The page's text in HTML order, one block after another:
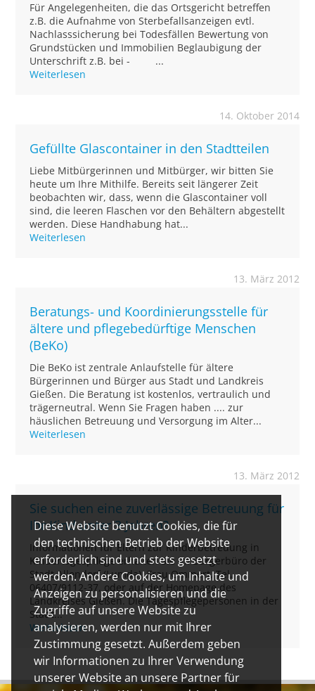
Diese Website benutzt Cookies, die für
den technischen Betrieb der Website
erforderlich sind und stets gesetzt
werden. Andere Cookies, um Inhalte und
Anzeigen zu personalisieren und die
Zugriffe auf unsere Website zu
analysieren, werden nur mit Ihrer
Zustimmung gesetzt. Außerdem geben
wir Informationen zu Ihrer Verwendung
unserer Website an unsere Partner für
Für Angelegenheiten, die das Ortsgericht betreffen
z.B. die Aufnahme von Sterbefallsanzeigen evtl.
Nachlasssicherung bei Todesfällen Bewertung von
Grundstücken und Immobilien Beglaubigung der
Unterschrift z.B. bei - ...
Weiterlesen
14. Oktober 2014
Gefüllte Glascontainer in den Stadtteilen
Liebe Mitbürgerinnen und Mitbürger, wir bitten Sie
heute um Ihre Mithilfe. Bereits seit längerer Zeit
beobachten wir, dass, wenn die Glascontainer voll
sind, die leeren Flaschen vor den Behältern abgestellt
werden. Diese Handhabung hat...
Weiterlesen
13. März 2012
Beratungs- und Koordinierungsstelle für
ältere und pflegebedürftige Menschen
(BeKo)
Die BeKo ist zentrale Anlaufstelle für ältere
Bürgerinnen und Bürger aus Stadt und Landkreis
Gießen. Die Beratung ist kostenlos, vertraulich und
trägerneutral. Wenn Sie Fragen haben .... zur
häuslichen Betreuung und Versorgung im Alter...
Weiterlesen
13. März 2012
Sie suchen eine zuverlässige Betreuung für
Ihr Kind unter 3 Jahren?
Informationen für Eltern zur Kinderbetreuung in
Kindertagespflege erhalten Sie im Bürgerbüro der
Stadt Allendorf (Lumda), Frau Ommert, Tel.
06407/9112-37, oder auf der Homepage des
Landkreises Gießen. Die Tagespflegepersonen in der
Stadt...
Weiterlesen